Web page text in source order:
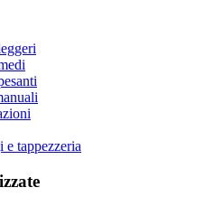
tappezzeria